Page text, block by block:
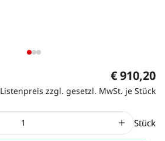
€ 910,20
Listenpreis zzgl. gesetzl. MwSt. je Stück
Stück